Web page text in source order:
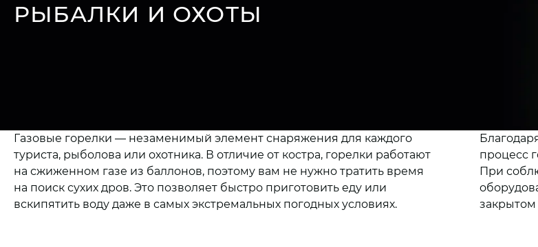
РЫБАЛКИ И ОХОТЫ
Газовые горелки — незаменимый элемент снаряжения для каждого
туриста, рыболова или охотника. В отличие от костра, горелки работают
на сжиженном газе из баллонов, поэтому вам не нужно тратить время
на поиск сухих дров. Это позволяет быстро приготовить еду или
вскипятить воду даже в самых экстремальных погодных условиях.
процесс
При